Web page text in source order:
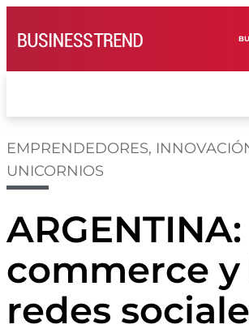
EMPRENDEDORES,
UNICORNIOS
commerce y
redes